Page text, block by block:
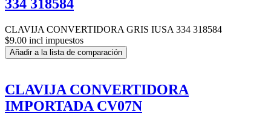
334 318584
CLAVIJA CONVERTIDORA GRIS IUSA 334 318584
$9.00 incl impuestos
Añadir a la lista de comparación
CLAVIJA CONVERTIDORA
IMPORTADA CV07N